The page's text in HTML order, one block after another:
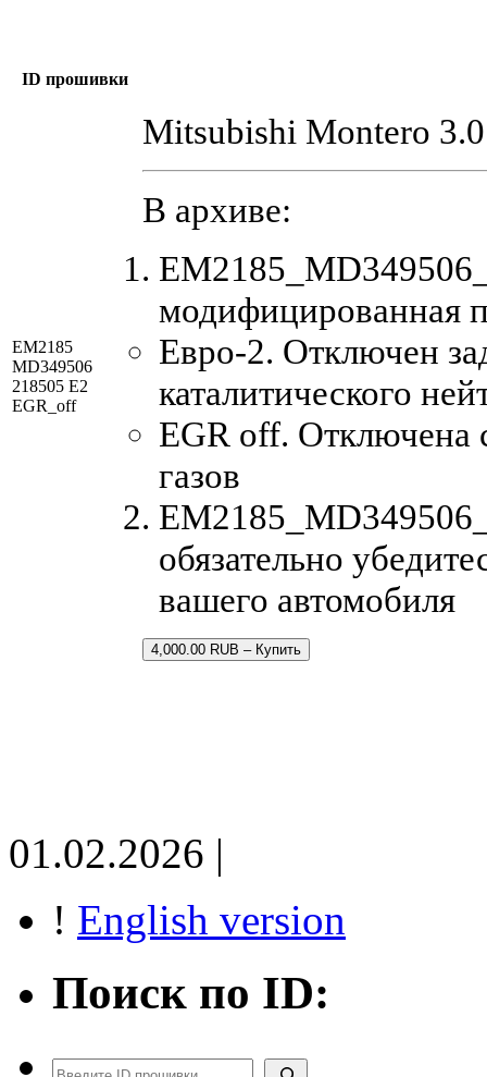
ID прошивки
EM2185
MD349506
218505 E2
EGR_off
Mitsubishi Montero
В архиве:
модифицированная
Евро-2. Отключен
каталитического
EGR off. Отключена
газов
обязательно
вашего автомобиля
4,000.00 RUB – Купить
01.02.2026 |
! English version
Поиск по ID:
Поиск